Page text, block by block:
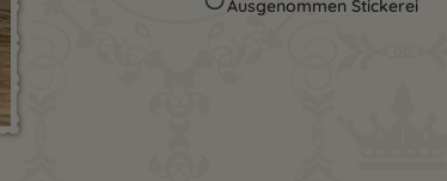
Ausgenommen Stickerei